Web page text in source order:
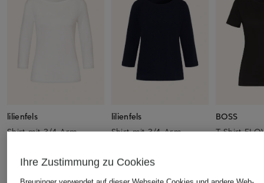
lilienfels
Shirt mit 3/4-Arm
lilienfels
Shirt mit 3/4-Arm
Ursprünglich:
BOSS
T-Shirt
Ihre Zustimmung zu Cookies